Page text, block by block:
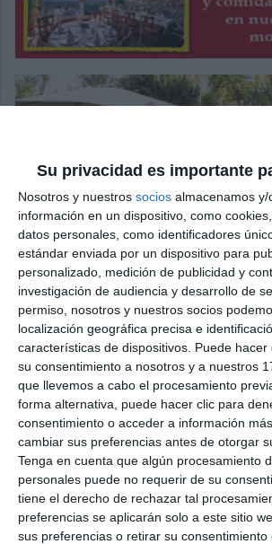
Su privacidad es importante
Nosotros y nuestros socios almacenamos
información en un dispositivo, como
datos personales, como identificadores
estándar enviada por un dispositivo para
personalizado, medición de publicidad y
investigación de audiencia y desarrollo de
permiso, nosotros y nuestros socios
localización geográfica precisa e
características de dispositivos. Puede
su consentimiento a nosotros y a nuestros
que llevemos a cabo el procesamiento
forma alternativa, puede hacer clic para
consentimiento o acceder a información
cambiar sus preferencias antes de otorgar
Tenga en cuenta que algún procesamiento
personales puede no requerir de su
tiene el derecho de rechazar tal
preferencias se aplicarán solo a este sitio
sus preferencias o retirar su consentimiento